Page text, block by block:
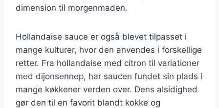
dimension til morgenmaden.
Hollandaise sauce er også blevet tilpasset i
mange kulturer, hvor den anvendes i forskellige
retter. Fra hollandaise med citron til variationer
med dijonsennep, har saucen fundet sin plads i
mange køkkener verden over. Dens alsidighed
gør den til en favorit blandt kokke og